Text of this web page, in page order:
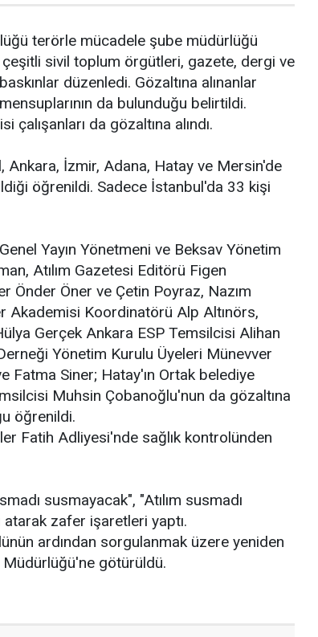
terörle mücadele şube müdürlüğü
sivil toplum örgütleri, gazete, dergi ve
düzenledi. Gözaltına alınanlar
da bulunduğu belirtildi.
çalışanları da gözaltına alındı.
Ankara, İzmir, Adana, Hatay ve Mersin'de
öğrenildi. Sadece İstanbul'da 33 kişi
Yayın Yönetmeni ve Beksav Yönetim
Atılım Gazetesi Editörü Figen
Önder Öner ve Çetin Poyraz, Nazım
Akademisi Koordinatörü Alp Altınörs,
Gerçek Ankara ESP Temsilcisi Alihan
Yönetim Kurulu Üyeleri Münevver
Fatma Siner; Hatay'ın Ortak belediye
Muhsin Çobanoğlu'nun da gözaltına
öğrenildi.
Fatih Adliyesi'nde sağlık kontrolünden
susmayacak", "Atılım susmadı
zafer işaretleri yaptı.
ardından sorgulanmak üzere yeniden
götürüldü.